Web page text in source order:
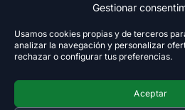
Gestionar
Usamos cookies propias y de terceros
analizar la navegación y personalizar
rechazar o configurar tus preferencias.
Aceptar